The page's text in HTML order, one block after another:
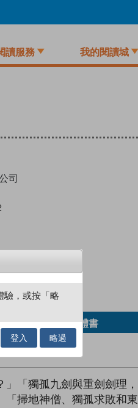
讀服務 我的閱讀城
司
入閱讀紀錄
借閱實體書
「獨孤九劍與重劍劍理
掃地神僧、獨孤求敗和
驗，或按「略
登入 略過